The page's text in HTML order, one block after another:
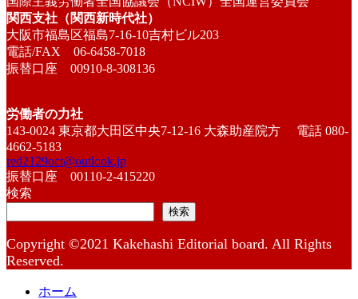
関西支社（関西新時代社）
大阪市福島区福島7-16-10吉村ビル203
電話/FAX 06-6458-7018
振替口座 00910-8-308136
労働者の力社
143-0024 東京都大田区中央7-12-16 大森助産院方 電話 080-
4662-5183
red2129oct@outlook.jp
振替口座 00110-2-415220
検索
検索
Copyright ©2021 Kakehashi Editorial board. All Rights
Reserved.
ホーム